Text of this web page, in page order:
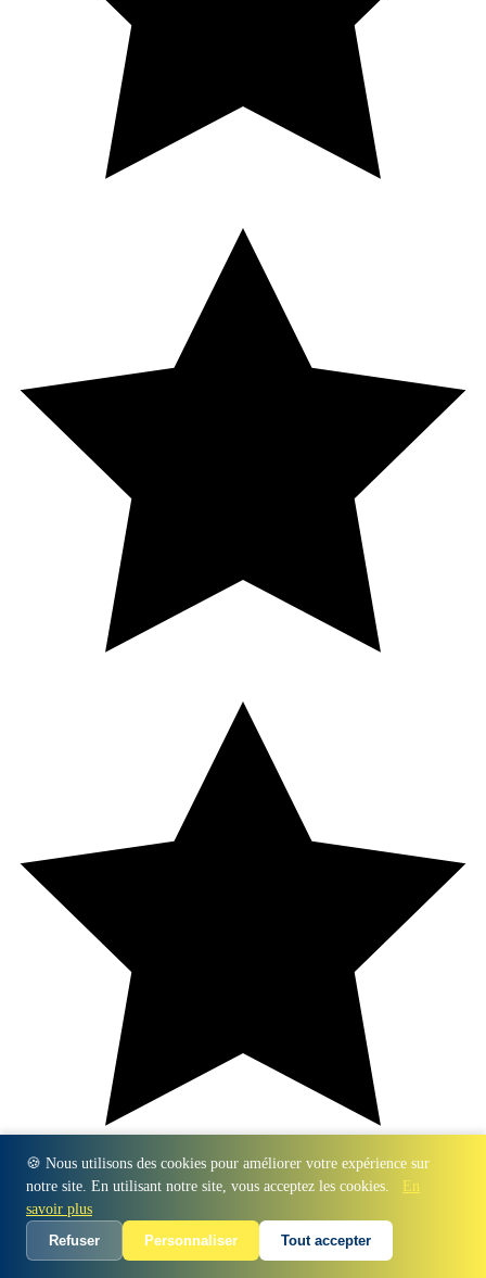
🍪 Nous utilisons des cookies pour améliorer votre expérience sur
notre site. En utilisant notre site, vous acceptez les cookies.
En
savoir plus
Refuser
Personnaliser Tout accepter